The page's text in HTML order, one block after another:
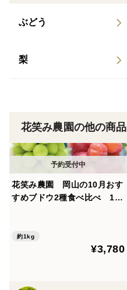
ぶどう
梨
花笑み農園の他の商品
花笑み農園 岡山の10月おす
すめブドウ2種食べ比べ 1k
約1kg
¥3,780